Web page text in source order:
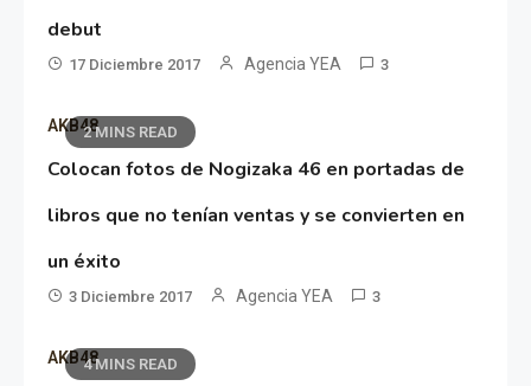
debut
17 Diciembre 2017 Agencia YEA 3
2 MINS READ
AKB48
Colocan fotos de Nogizaka 46 en portadas de
libros que no tenían ventas y se convierten en
un éxito
3 Diciembre 2017 Agencia YEA 3
4 MINS READ
AKB48